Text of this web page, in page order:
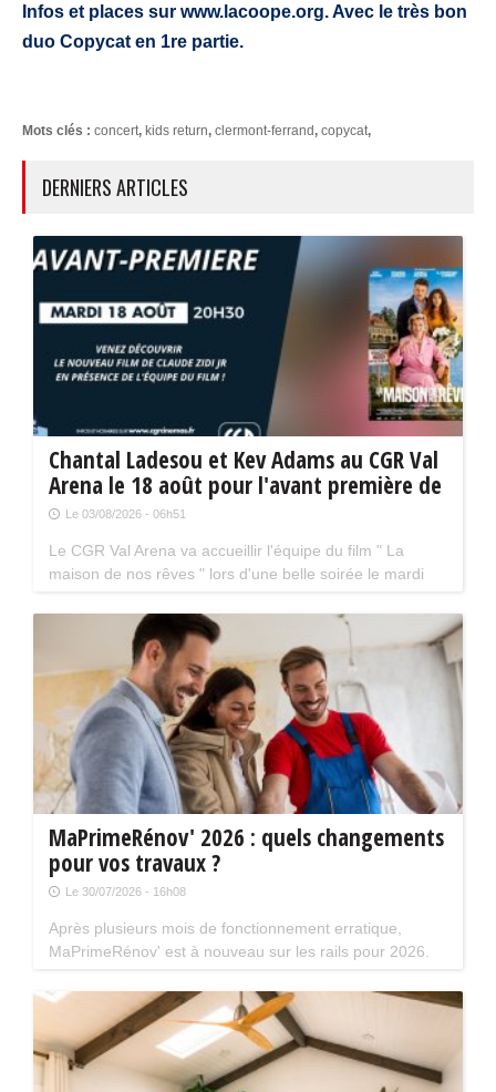
Infos et places sur www.lacoope.org. Avec le très bon
duo Copycat en 1re partie.
Mots clés : concert, kids return, clermont-ferrand, copycat,
DERNIERS ARTICLES
Chantal Ladesou et Kev Adams au CGR Val
Arena le 18 août pour l'avant première de
" La maison de nos rêves "
Le 03/08/2026 - 06h51
Le CGR Val Arena va accueillir l'équipe du film " La
maison de nos rêves " lors d'une belle soirée le mardi
présence de Kev Adams et Chantal Ladesou.
MaPrimeRénov' 2026 : quels changements
pour vos travaux ?
Le 30/07/2026 - 16h08
Après plusieurs mois de fonctionnement erratique,
MaPrimeRénov' est à nouveau sur les rails pour 2026.
limiter le nombre de chantiers éligibles. Tour d'horizon.